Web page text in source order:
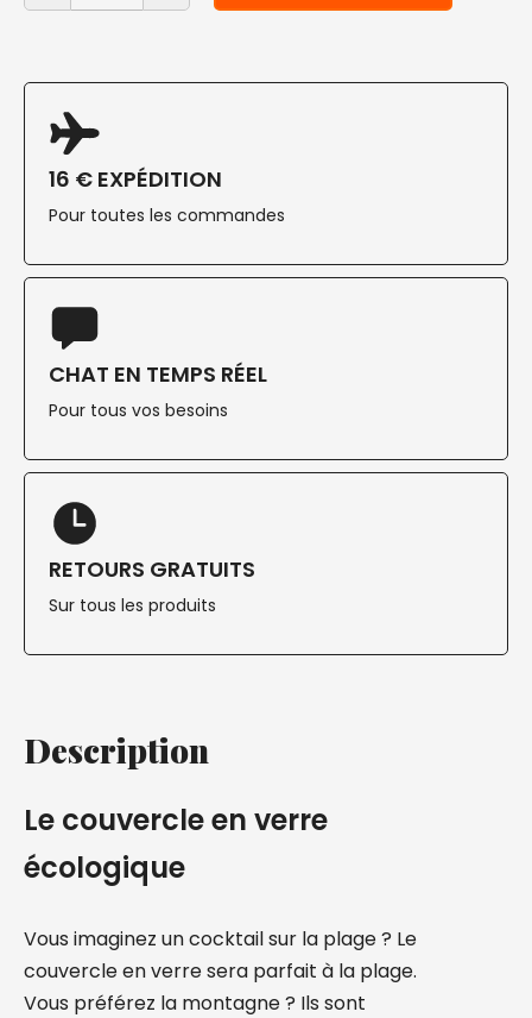
16 € EXPÉDITION
Pour toutes les commandes
CHAT EN TEMPS RÉEL
Pour tous vos besoins
RETOURS GRATUITS
Sur tous les produits
Description
Le couvercle en verre
écologique
Vous imaginez un cocktail sur la plage ? Le
couvercle en verre sera parfait à la plage.
Vous préférez la montagne ? Ils sont